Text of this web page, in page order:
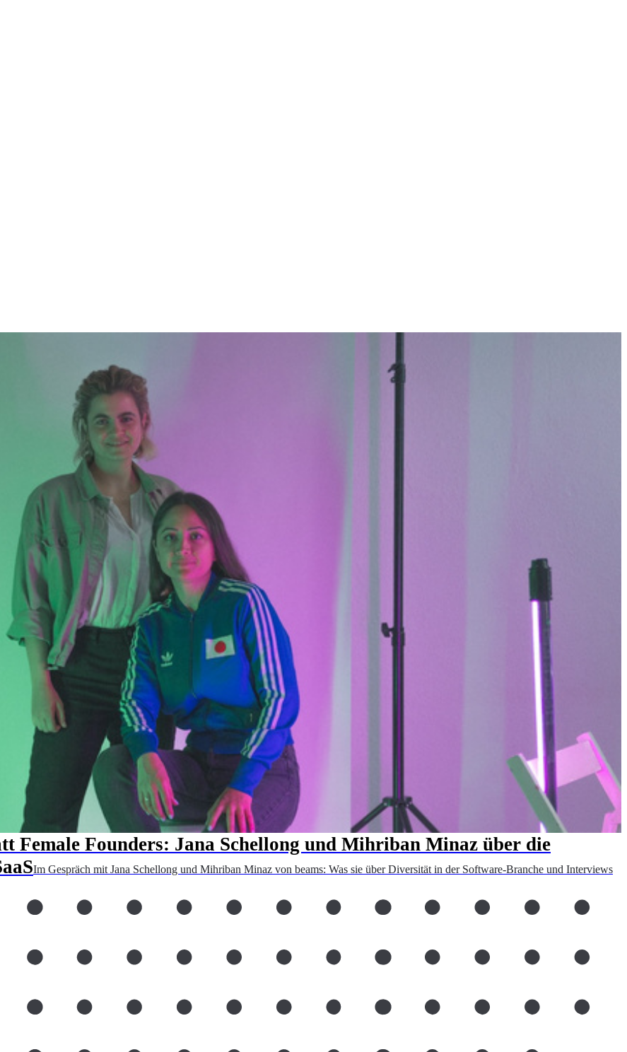
Female Founders: Jana Schellong und Mihriban Minaz über die
Im Gespräch mit Jana Schellong und Mihriban Minaz von beams: Was sie über Diversität in der Software-Branche und Interviews